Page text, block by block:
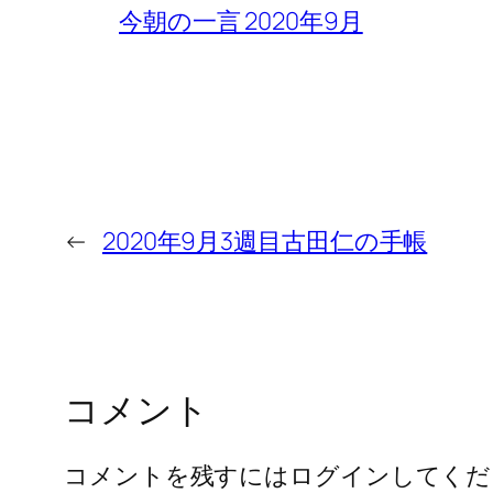
今朝の一言 2020年9月
← 2020年9月3週目古田仁の手帳
コメント
コメントを残すにはログインしてく